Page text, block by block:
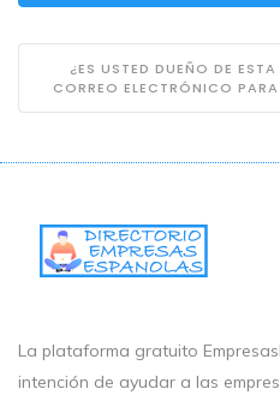
¿ES USTED DUEÑO DE
CORREO ELECTRÓNICO
La plataforma gratuito
intención de ayudar a las